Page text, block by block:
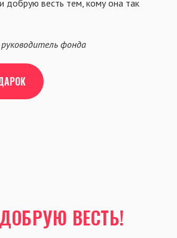
весть тем, кому она так
фонда
ВЕСТЬ!